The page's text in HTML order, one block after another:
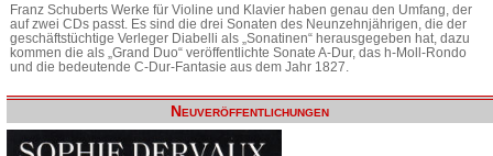
Franz Schuberts Werke für Violine und Klavier haben genau den Umfang, der
auf zwei CDs passt. Es sind die drei Sonaten des Neunzehnjährigen, die der
geschäftstüchtige Verleger Diabelli als „Sonatinen“ herausgegeben hat, dazu
kommen die als „Grand Duo“ veröffentlichte Sonate A-Dur, das h-Moll-Rondo
und die bedeutende C-Dur-Fantasie aus dem Jahr 1827.
Neuveröffentlichungen